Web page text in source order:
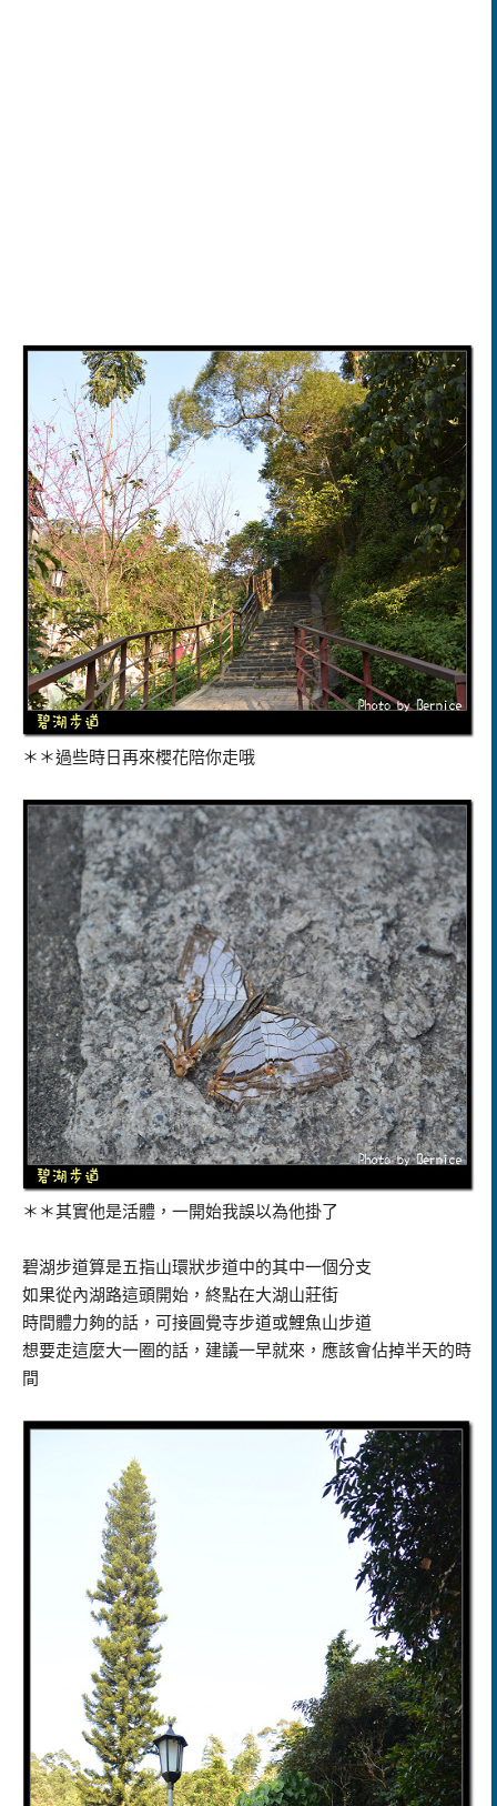
＊＊過些時日再來櫻花陪你走哦
＊＊其實他是活體，一開始我誤以為他掛了
碧湖步道算是五指山環狀步道中的其中一個分支
如果從內湖路這頭開始，終點在大湖山莊街
時間體力夠的話，可接圓覺寺步道或鯉魚山步道
想要走這麼大一圈的話，建議一早就來，應該會佔掉半天的時
間